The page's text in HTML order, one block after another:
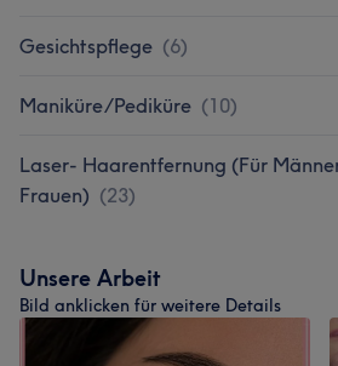
Gesichtspflege (6)
Maniküre/Pediküre (10)
Laser- Haarentfernung (Für
Frauen) (23)
Unsere Arbeit
Bild anklicken für weitere Details